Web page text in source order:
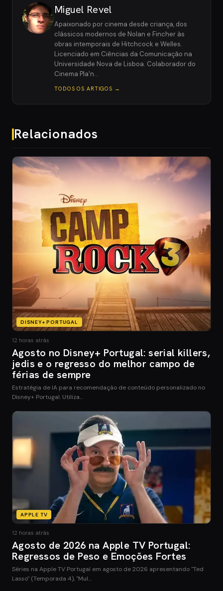
Miguel Revel
Apaixonado por cinema desde criança, dos
clássicos modernos de Nolan e Fincher às
obras intemporais de Hitchcock e Welles.
Licenciado em Ciências da Comunicação na
Universidade Nova de Lisboa. Colaborador do
Cinema Pla'n…
TODOS OS ARTIGOS →
Relacionados
DISNEY+ PORTUGAL
12 horas atrás
Agosto no Disney+ Portugal: serial killers,
jedis e o regresso do melhor campo de
férias de sempre
Estratégia de IA para recomendação de conteúdo personalizado no
Disney+ Portugal. Utiliza…
APPLE TV
12 horas atrás
Agosto de 2026 na Apple TV Portugal:
Regressos de Peso e Emoções Fortes
Séries na Apple TV Portugal em agosto de 2026 apresentando "Ted
Lasso" (Temporada 4), "Mul…